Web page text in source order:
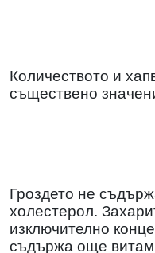
Количеството и
съществено
Гроздето не
холестерол.
изключително
съдържа още